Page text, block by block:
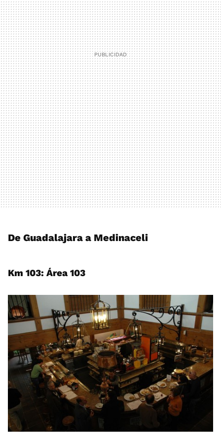
De Guadalajara a Medinaceli
Km 103: Área 103